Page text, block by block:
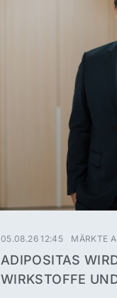
05.08.26 12:45 MÄRKTE
ADIPOSITAS
WIRKSTOFFE